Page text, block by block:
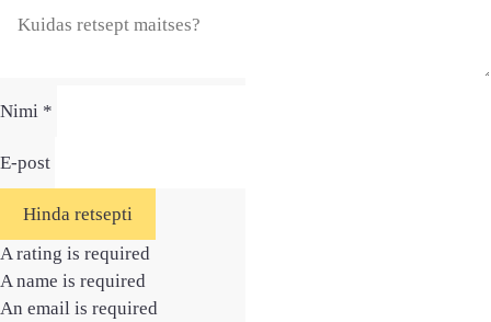
Nimi *
E-post
Hinda retsepti
A rating is required
A name is required
An email is required